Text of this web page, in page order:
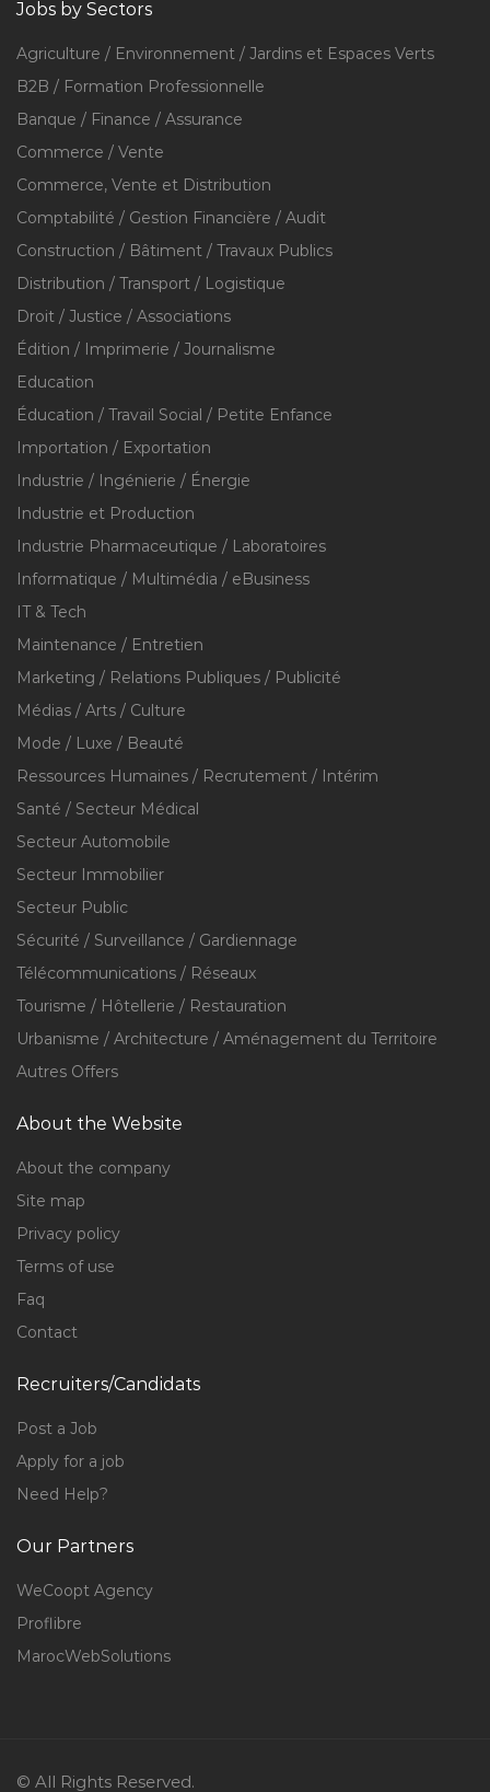
Jobs by Sectors
Agriculture / Environnement / Jardins et Espaces Verts
B2B / Formation Professionnelle
Banque / Finance / Assurance
Commerce / Vente
Commerce, Vente et Distribution
Comptabilité / Gestion Financière / Audit
Construction / Bâtiment / Travaux Publics
Distribution / Transport / Logistique
Droit / Justice / Associations
Édition / Imprimerie / Journalisme
Education
Éducation / Travail Social / Petite Enfance
Importation / Exportation
Industrie / Ingénierie / Énergie
Industrie et Production
Industrie Pharmaceutique / Laboratoires
Informatique / Multimédia / eBusiness
IT & Tech
Maintenance / Entretien
Marketing / Relations Publiques / Publicité
Médias / Arts / Culture
Mode / Luxe / Beauté
Ressources Humaines / Recrutement / Intérim
Santé / Secteur Médical
Secteur Automobile
Secteur Immobilier
Secteur Public
Sécurité / Surveillance / Gardiennage
Télécommunications / Réseaux
Tourisme / Hôtellerie / Restauration
Urbanisme / Architecture / Aménagement du Territoire
Autres Offers
About the Website
About the company
Site map
Privacy policy
Terms of use
Faq
Contact
Recruiters/Candidats
Post a Job
Apply for a job
Need Help?
Our Partners
WeCoopt Agency
Proflibre
MarocWebSolutions
© All Rights Reserved.